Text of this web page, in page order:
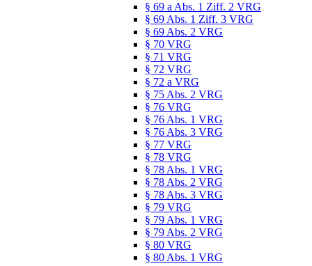
§ 69 a Abs. 1 Ziff. 2 VRG
§ 69 Abs. 1 Ziff. 3 VRG
§ 69 Abs. 2 VRG
§ 70 VRG
§ 71 VRG
§ 72 VRG
§ 72 a VRG
§ 75 Abs. 2 VRG
§ 76 VRG
§ 76 Abs. 1 VRG
§ 76 Abs. 3 VRG
§ 77 VRG
§ 78 VRG
§ 78 Abs. 1 VRG
§ 78 Abs. 2 VRG
§ 78 Abs. 3 VRG
§ 79 VRG
§ 79 Abs. 1 VRG
§ 79 Abs. 2 VRG
§ 80 VRG
§ 80 Abs. 1 VRG